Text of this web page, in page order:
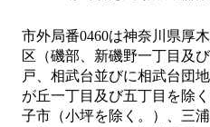
市外局番0460は神奈川県厚
区（磯部、新磯野一丁目及
戸、相武台並びに相武台団
が丘一丁目及び五丁目を除
子市（小坪を除く。）、三